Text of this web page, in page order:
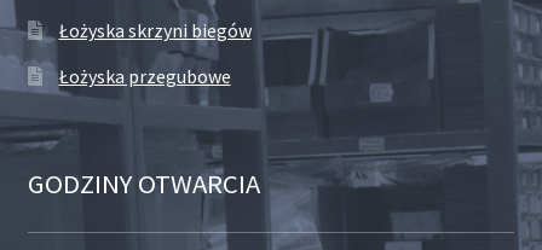
Łożyska skrzyni biegów
Łożyska przegubowe
GODZINY OTWARCIA